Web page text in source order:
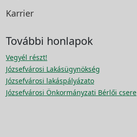
Karrier
További honlapok
Vegyél részt!
Józsefvárosi Lakásügynökség
Józsefvárosi lakáspályázato
Józsefvárosi Önkormányzati Bérlői csere